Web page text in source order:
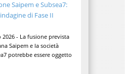
Saipem e Subsea7:
di Fase II
2026 - La fusione prevista
Saipem e la società
potrebbe essere oggetto